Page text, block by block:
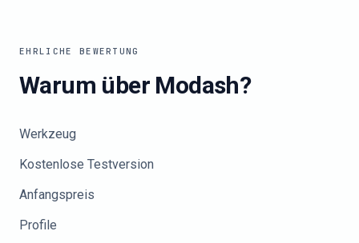
EHRLICHE BEWERTUNG
Warum über Modash?
Werkzeug
Kostenlose Testversion
Anfangspreis
Profile